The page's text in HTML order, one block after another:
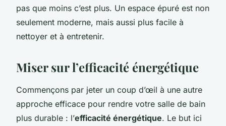
pas que moins c’est plus. Un espace épuré est non
seulement moderne, mais aussi plus facile à
nettoyer et à entretenir.
Miser sur l’efficacité énergétique
Commençons par jeter un coup d’œil à une autre
approche efficace pour rendre votre salle de bain
plus durable : l’efficacité énergétique. Le but ici